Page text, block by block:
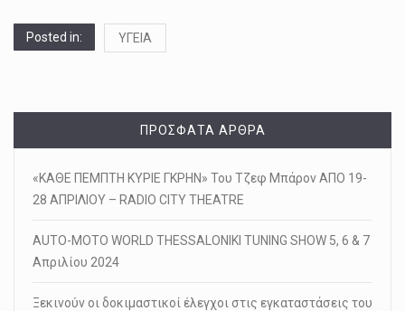
Posted in: ΥΓΕΙΑ
ΠΡΌΣΦΑΤΑ ΆΡΘΡΑ
«ΚΑΘΕ ΠΕΜΠΤΗ ΚΥΡΙΕ ΓΚΡΗΝ» Του Τζεφ Μπάρον ΑΠΟ 19-
28 ΑΠΡΙΛΙΟΥ – RADIO CITY THEATRE
AUTO-MOTO WORLD THESSALONIKI TUNING SHOW 5, 6 & 7
Απριλίου 2024
Ξεκινούν οι δοκιμαστικοί έλεγχοι στις εγκαταστάσεις του